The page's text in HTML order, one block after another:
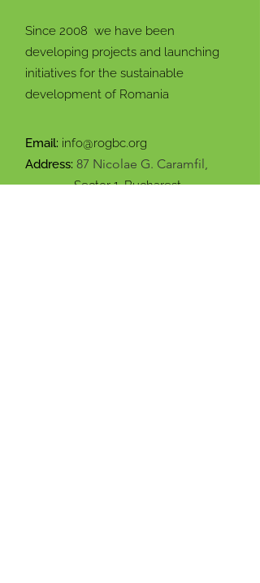
Since 2008 we have been
developing projects and launching
initiatives for the sustainable
development of Romania
Email: info@rogbc.org
Address: 87 Nicolae G. Caramfil,
Sector 1. Bucharest,